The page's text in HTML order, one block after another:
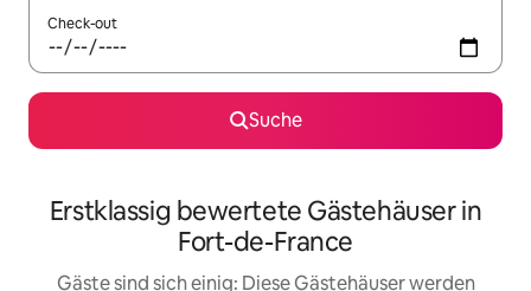
Check-out
Suche
Erstklassig bewertete Gästehäuser in
Fort-de-France
Gäste sind sich einig: Diese Gästehäuser werden